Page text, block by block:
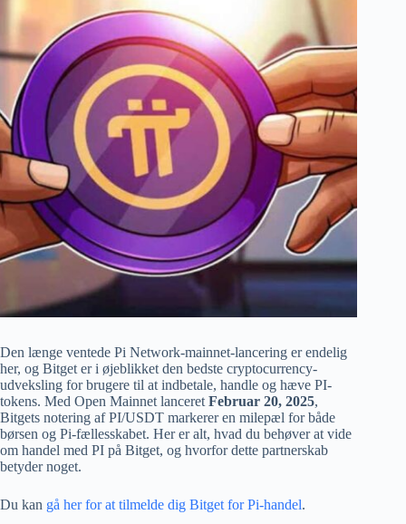
Den længe ventede Pi Network-mainnet-lancering er endelig
her, og Bitget er i øjeblikket den bedste cryptocurrency-
udveksling for brugere til at indbetale, handle og hæve PI-
tokens. Med Open Mainnet lanceret Februar 20, 2025,
Bitgets notering af PI/USDT markerer en milepæl for både
børsen og Pi-fællesskabet. Her er alt, hvad du behøver at vide
om handel med PI på Bitget, og hvorfor dette partnerskab
betyder noget.
Du kan gå her for at tilmelde dig Bitget for Pi-handel.